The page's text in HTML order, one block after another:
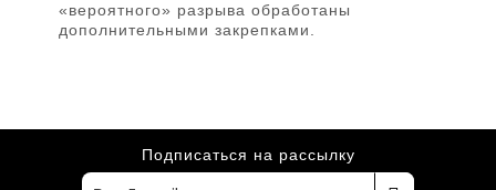
«вероятного» разрыва обработаны
дополнительными закрепками.
Подписаться на рассылку